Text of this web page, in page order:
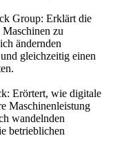
Group: Erklärt die
zu
ändernden
gleichzeitig einen
Erörtert, wie digitale
Maschinenleistung
wandelnden
betrieblichen